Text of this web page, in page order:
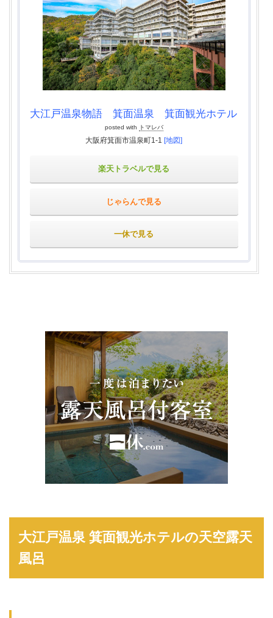
大江戸温泉物語 箕面温泉 箕面観光ホテル
posted with トマレバ
大阪府箕面市温泉町1-1 [地図]
楽天トラベルで見る
じゃらんで見る
一休で見る
大江戸温泉 箕面観光ホテルの天空露天
風呂